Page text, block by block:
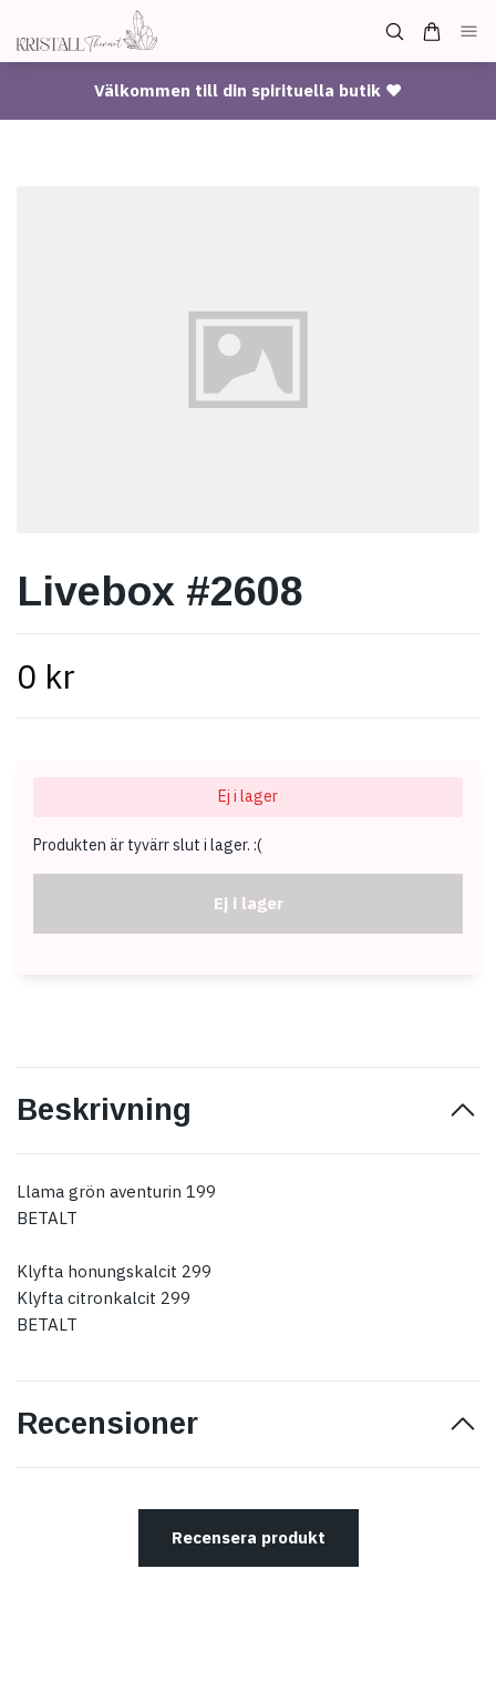
Välkommen till din spirituella butik ♥
Livebox #2608
0 kr
Ej i lager
Produkten är tyvärr slut i lager. :(
Ej i lager
Beskrivning
Llama grön aventurin 199
BETALT
Klyfta honungskalcit 299
Klyfta citronkalcit 299
BETALT
Recensioner
Recensera produkt